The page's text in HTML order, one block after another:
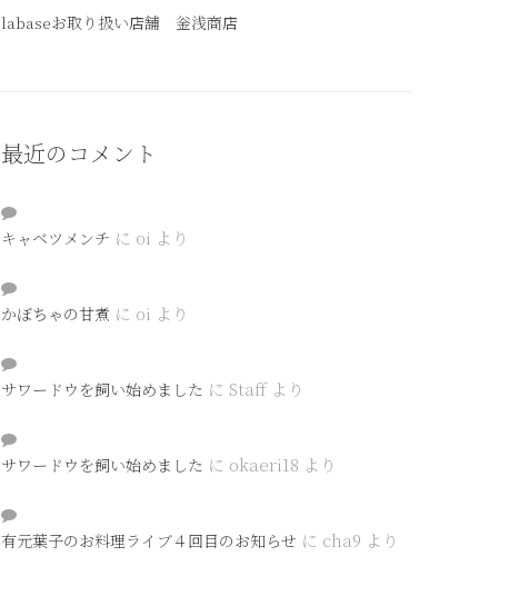
labaseお取り扱い店舗 釡浅商店
最近のコメント
キャベツメンチ に oi より
かぼちゃの甘煮 に oi より
サワードウを飼い始めました に Staffより
サワードウを飼い始めました に okaeri18 より
有元葉子のお料理ライブ４回目のお知らせ に cha9 より